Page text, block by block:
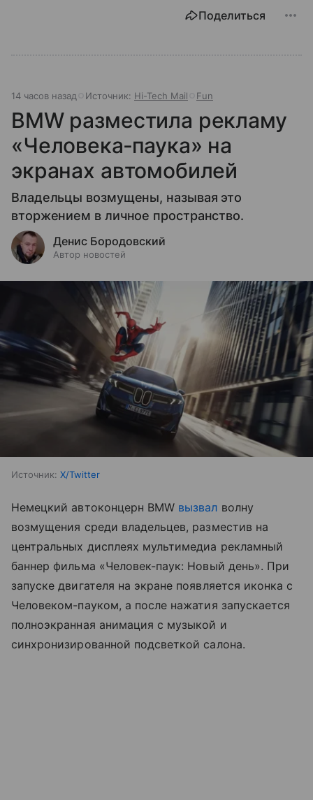
Поделиться
14 часов назад Источник: Hi-Tech Mail Fun
BMW разместила рекламу
«Человека‑паука» на
экранах автомобилей
Владельцы возмущены, называя это
вторжением в личное пространство.
Денис Бородовский
Автор новостей
Источник: X/Twitter
Немецкий автоконцерн BMW вызвал волну
возмущения среди владельцев, разместив на
центральных дисплеях мультимедиа рекламный
баннер фильма «Человек-паук: Новый день». При
запуске двигателя на экране появляется иконка с
Человеком-пауком, а после нажатия запускается
полноэкранная анимация с музыкой и
синхронизированной подсветкой салона.